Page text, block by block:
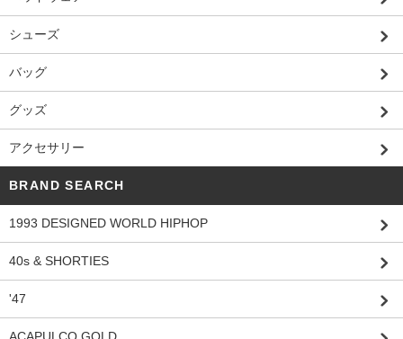
シューズ
バッグ
グッズ
アクセサリー
BRAND SEARCH
1993 DESIGNED WORLD HIPHOP
40s & SHORTIES
'47
ACAPULCO GOLD